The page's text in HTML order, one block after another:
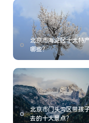
北京市海淀区十大特
哪些？
北京市门头沟区带孩
去的十大景点？